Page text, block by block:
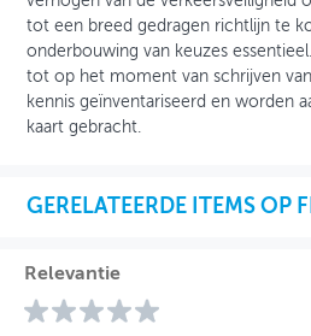
tot een breed gedragen richtlijn te
onderbouwing van keuzes
tot op het moment van schrijven
kennis geïnventariseerd en worden
kaart gebracht.
GERELATEERDE ITEMS OP
Relevantie